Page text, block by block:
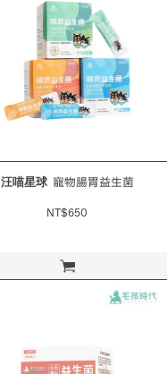
立即購買
汪喵星球 寵物腸胃益生菌
NT$650